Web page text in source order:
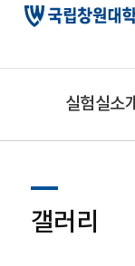
실험실소
갤러리